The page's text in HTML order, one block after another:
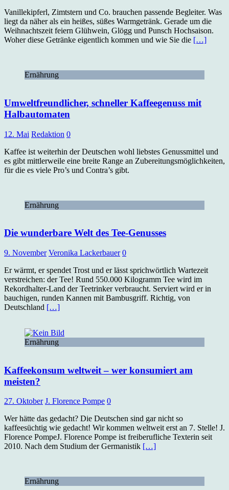
Vanillekipferl, Zimtstern und Co. brauchen passende Begleiter. Was
liegt da näher als ein heißes, süßes Warmgetränk. Gerade um die
Weihnachtszeit feiern Glühwein, Glögg und Punsch Hochsaison.
Woher diese Getränke eigentlich kommen und wie Sie die […]
Ernährung
Umweltfreundlicher, schneller Kaffeegenuss mit
Halbautomaten
12. Mai Redaktion 0
Kaffee ist weiterhin der Deutschen wohl liebstes Genussmittel und
es gibt mittlerweile eine breite Range an Zubereitungsmöglichkeiten,
für die es viele Pro’s und Contra’s gibt.
Ernährung
Die wunderbare Welt des Tee-Genusses
9. November Veronika Lackerbauer 0
Er wärmt, er spendet Trost und er lässt sprichwörtlich Wartezeit
verstreichen: der Tee! Rund 550.000 Kilogramm Tee wird im
Rekordhalter-Land der Teetrinker verbraucht. Serviert wird er in
bauchigen, runden Kannen mit Bambusgriff. Richtig, von
Deutschland […]
Ernährung
Kaffeekonsum weltweit – wer konsumiert am
meisten?
27. Oktober J. Florence Pompe 0
Wer hätte das gedacht? Die Deutschen sind gar nicht so
kaffeesüchtig wie gedacht! Wir kommen weltweit erst an 7. Stelle! J.
Florence PompeJ. Florence Pompe ist freiberufliche Texterin seit
2010. Nach dem Studium der Germanistik […]
Ernährung